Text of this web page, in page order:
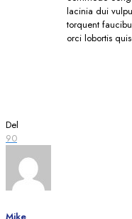
lacinia dui
torquent
orci lobortis
Del
90